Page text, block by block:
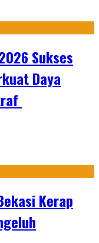
Sukses
Daya
Kerap